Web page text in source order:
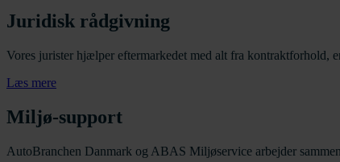
Juridisk rådgivning
Vores jurister hjælper eftermarkedet med alt fra kontraktforhold,
Læs mere
Miljø-support
AutoBranchen Danmark og ABAS Miljøservice arbejder